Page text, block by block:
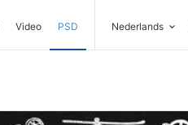
Video PSD Nederlands